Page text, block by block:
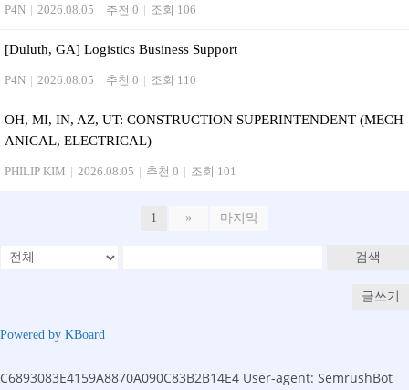
P4N | 2026.08.05 | 추천 0 | 조회 106
[Duluth, GA] Logistics Business Support
P4N | 2026.08.05 | 추천 0 | 조회 110
OH, MI, IN, AZ, UT: CONSTRUCTION SUPERINTENDENT (MECH
ANICAL, ELECTRICAL)
PHILIP KIM | 2026.08.05 | 추천 0 | 조회 101
1 » 마지막
검색
글쓰기
Powered by KBoard
C6893083E4159A8870A090C83B2B14E4 User-agent: SemrushBot